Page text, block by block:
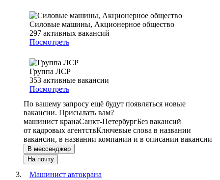
Силовые машины, Акционерное общество
297 активных вакансий
Посмотреть
Группа ЛСР
353 активные вакансии
Посмотреть
По вашему запросу ещё будут появляться новые
вакансии. Присылать вам?
машинист кранаСанкт-ПетербургБез вакансий
от кадровых агентствКлючевые слова в названии
вакансии, в названии компании и в описании вакансии
В мессенджер
На почту
Машинист автокрана